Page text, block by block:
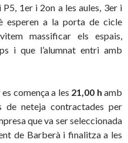
1er i 2on a les aules, 3er i
a la porta de cicle
massificar els espais,
i que l’alumnat entri amb
comença a les 21,00 h amb
neteja contractades per
que va ser seleccionada
de Barberà i finalitza a les